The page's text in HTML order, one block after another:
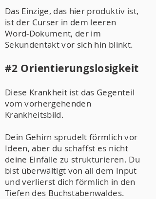
Das Einzige, das hier produktiv ist,
ist der Curser in dem leeren
Word-Dokument, der im
Sekundentakt vor sich hin blinkt.
#2 Orientierungslosigkeit
Diese Krankheit ist das Gegenteil
vom vorhergehenden
Krankheitsbild.
Dein Gehirn sprudelt förmlich vor
Ideen, aber du schaffst es nicht
deine Einfälle zu strukturieren. Du
bist überwältigt von all dem Input
und verlierst dich förmlich in den
Tiefen des Buchstabenwaldes.